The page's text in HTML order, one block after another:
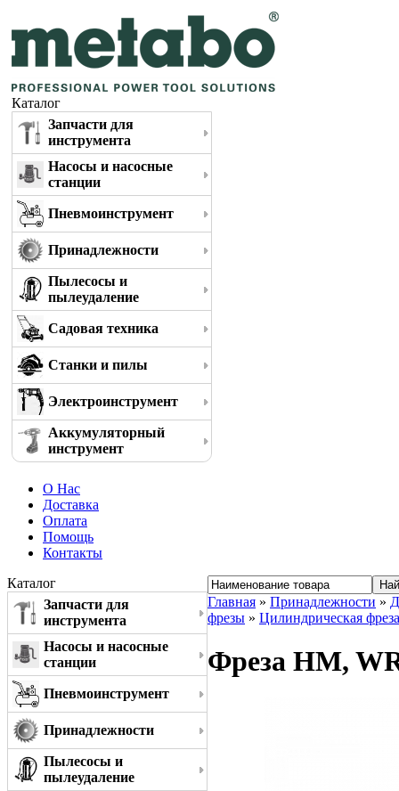
Каталог
Запчасти для
инструмента
Насосы и насосные
станции
Пневмоинструмент
Принадлежности
Пылесосы и
пылеудаление
Садовая техника
Станки и пилы
Электроинструмент
Аккумуляторный
инструмент
О Нас
Доставка
Оплата
Помощь
Контакты
Каталог
Запчасти для
инструмента
Насосы и насосные
станции
Пневмоинструмент
Принадлежности
Пылесосы и
пылеудаление
Главная » Принадлежности »
фрезы » Цилиндрическая
Фреза HM,